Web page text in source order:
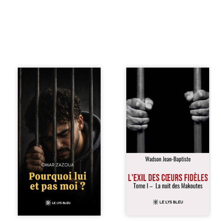
Pourquoi lui et pas
moi ? raconte le
parcours de
l’auteur marqué
par les mauvais
choix, la chute et
l’épreuve de
l’enfermement.
Mais il dévoile
également les
espoirs qui lui ont
permis de ne pas
renoncer. Au-delà
d’une histoire
témoignage
« Une nuit suffit
parfois pour briser
une famille… mais
certaines fidélités
traversent les
années. » Haïti,
sous la dictature
des Duvalier. La
peur s’étend
jusque dans les
villages les plus
reculés. À Bainet,
Jean-Joël Joli
mène une
avec sa famille.